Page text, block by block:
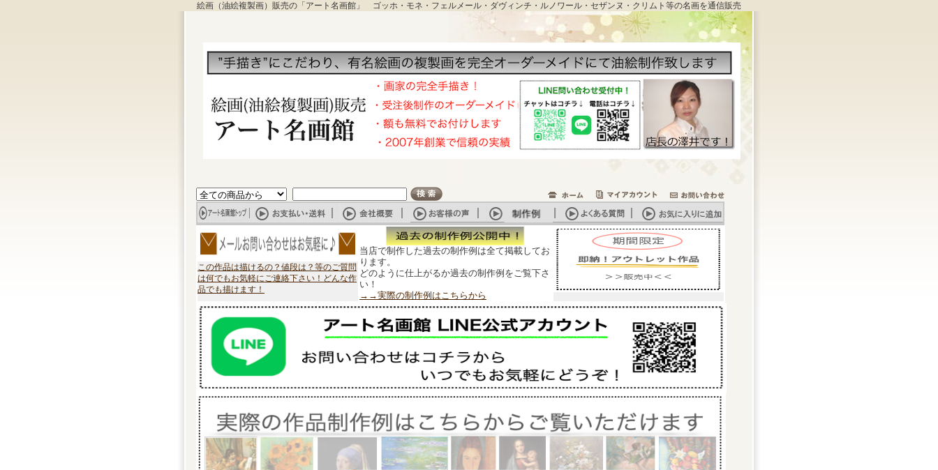
絵画（油絵複製画）販売の「アート名画館」 ゴッホ・モネ・フェルメール・ダヴィンチ・ルノワール・セザンヌ・クリムト等の名画を通信販売
この作品は描けるの？値段は？等のご質問
は何でもお気軽にご連絡下さい！どんな作
品でも描けます！
当店で制作した過去の制作例は全て掲載してお
ります。
どのように仕上がるか過去の制作例をご覧下さ
い！
→→実際の制作例はこちらから